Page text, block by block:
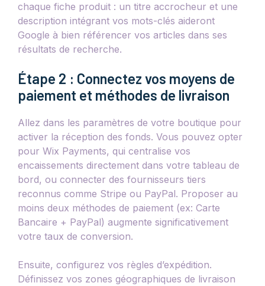
chaque fiche produit : un titre accrocheur et une
description intégrant vos mots-clés aideront
Google à bien référencer vos articles dans ses
résultats de recherche.
Étape 2 : Connectez vos moyens de
paiement et méthodes de livraison
Allez dans les paramètres de votre boutique pour
activer la réception des fonds. Vous pouvez opter
pour Wix Payments, qui centralise vos
encaissements directement dans votre tableau de
bord, ou connecter des fournisseurs tiers
reconnus comme Stripe ou PayPal. Proposer au
moins deux méthodes de paiement (ex: Carte
Bancaire + PayPal) augmente significativement
votre taux de conversion.
Ensuite, configurez vos règles d’expédition.
Définissez vos zones géographiques de livraison